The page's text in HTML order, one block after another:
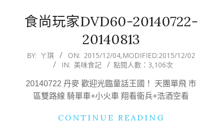
食尚玩家DVD60-20140722-
20140813
2015-
04
BY: ㄚ琪 ON: 2015/12/04,MODIFIED:2015/12/02
IN: 美味食記 點閱人數：3,106次
20140722 丹麥 歡迎光臨童話王國！ 天團單飛 市
區雙路線 騎單車+小火車 翔看衛兵+浩酒空看
CONTINUE READING